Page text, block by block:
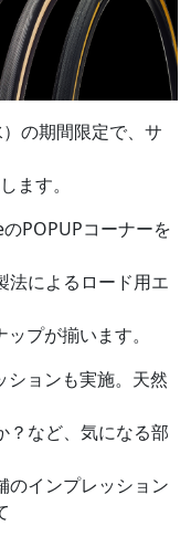
の期間限定で、サ
ます。
POPUPコーナーを
法によるロード用エ
プが揃います。
ションも実施。天然
？など、気になる部
のインプレッション